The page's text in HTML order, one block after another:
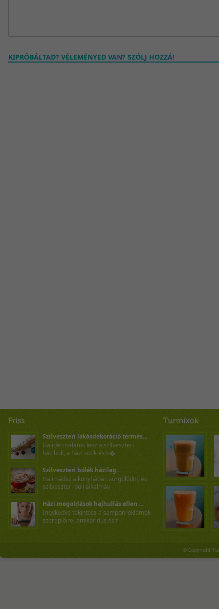
KIPRÓBÁLTAD? VÉLEMÉNYED VAN? SZÓLJ HOZZÁ!
Szilveszteri lakásdekoráció termés...
Ha idén nálatok lesz a szilveszteri
házibuli, a házi sütik és b�
Szilveszteri bólék házilag...
Ha imádsz a konyhában sürgölődni, és
szilveszteri buli alkalmáv
Házi megoldások hajhullás ellen ...
Irigykedve tekintesz a samponreklámok
szereplőire, amikor dús és f
© Copyright